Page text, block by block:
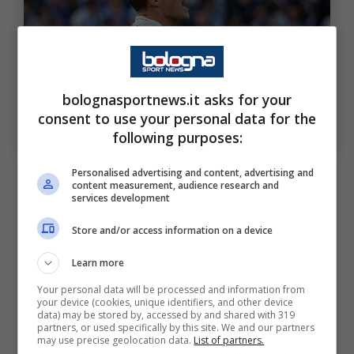
Ufficiale: il centravanti è a tutti gli effetti un calciatore
azzurro. Bologna Sport News (Ansa foto)
Questo il comunicato del club: “La SSC Napoli
comunica che sono maturate le condizioni
per l’acquisizione a titolo definitivo delle
prestazioni sportive del calciatore Rasmus
Football Club. Lo scorso 13 settembre il
nostro numero 19 realizza il suo primo gol,
bolognasportnews.it asks for your
consent to use your personal data for the
following purposes:
Personalised advertising and content, advertising and
content measurement, audience research and
services development
Store and/or access information on a device
Learn more
Your personal data will be processed and information from
your device (cookies, unique identifiers, and other device
data) may be stored by, accessed by and shared with 319
partners, or used specifically by this site. We and our partners
may use precise geolocation data. List of partners.